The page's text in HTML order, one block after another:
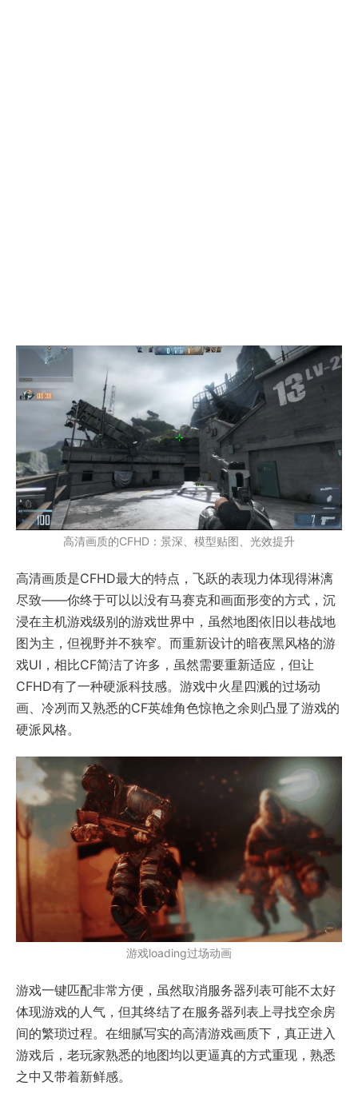
高清画质的CFHD：景深、模型贴图、光效提升
高清画质是CFHD最大的特点，飞跃的表现力体现得淋漓
尽致——你终于可以以没有马赛克和画面形变的方式，沉
浸在主机游戏级别的游戏世界中，虽然地图依旧以巷战地
图为主，但视野并不狭窄。而重新设计的暗夜黑风格的游
戏UI，相比CF简洁了许多，虽然需要重新适应，但让
CFHD有了一种硬派科技感。游戏中火星四溅的过场动
画、冷冽而又熟悉的CF英雄角色惊艳之余则凸显了游戏的
硬派风格。
游戏loading过场动画
游戏一键匹配非常方便，虽然取消服务器列表可能不太好
体现游戏的人气，但其终结了在服务器列表上寻找空余房
间的繁琐过程。在细腻写实的高清游戏画质下，真正进入
游戏后，老玩家熟悉的地图均以更逼真的方式重现，熟悉
之中又带着新鲜感。